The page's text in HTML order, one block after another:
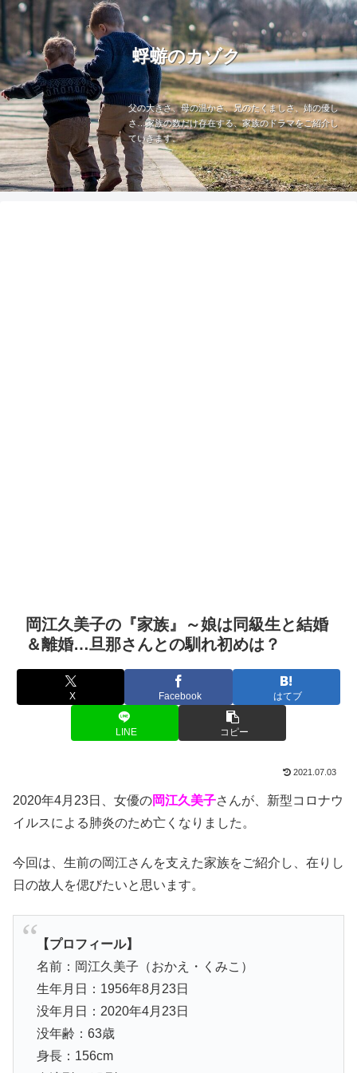
蜉蝣のカゾク
父の大きさ、母の温かさ、兄のたくましさ、姉の優し
さ…家族の数だけ存在する、家族のドラマをご紹介し
ていきます。
岡江久美子の『家族』～娘は同級生と結婚
＆離婚…旦那さんとの馴れ初めは？
X Facebook はてブ
LINE コピー
2021.07.03
2020年4月23日、女優の岡江久美子さんが、新型コロナウ
イルスによる肺炎のため亡くなりました。
今回は、生前の岡江さんを支えた家族をご紹介し、在りし
日の故人を偲びたいと思います。
【プロフィール】
名前：岡江久美子（おかえ・くみこ）
生年月日：1956年8月23日
没年月日：2020年4月23日
没年齢：63歳
身長：156cm